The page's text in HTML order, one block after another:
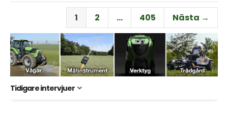
1 2 … 405 Nästa →
Tidigare intervjuer